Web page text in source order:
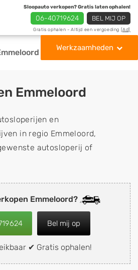
Sloopauto verkopen? Gratis laten ophalen!
06-40719624 BEL MIJ OP
Gratis ophalen - Altijd een vergoeding [Ad]
Werkzaamheden
Emmeloord?
Bel mij op
✔ Gratis ophalen!
Emmeloord
en
in regio Emmeloord,
autosloperij of
gespecialiseerd is in de
van sloopauto's,
auto's (ook zonder apk
camper, vrachtwagen, motor
eenvoudig verkopen aan een
buurt, deze zelf wegbrengen
liever laten ophalen op een